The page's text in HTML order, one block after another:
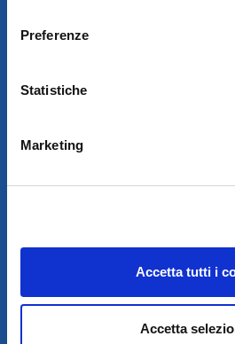
Preferenze
Statistiche
Marketing
Accetta tutti i
Accetta
SOCIETÀ SOGGETTA A DIREZIONE
VIA NEWTON
COD. FISCALE, NUMERO ISCRIZ. R.I.
SDI:
W7YVJK9 - PEC:
PRIVACY E